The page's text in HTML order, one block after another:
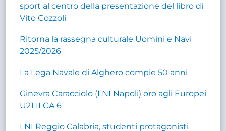
sport al centro della presentazione del libro di
Vito Cozzoli
Ritorna la rassegna culturale Uomini e Navi
2025/2026
La Lega Navale di Alghero compie 50 anni
Ginevra Caracciolo (LNI Napoli) oro agli Europei
U21 ILCA 6
LNI Reggio Calabria, studenti protagonisti